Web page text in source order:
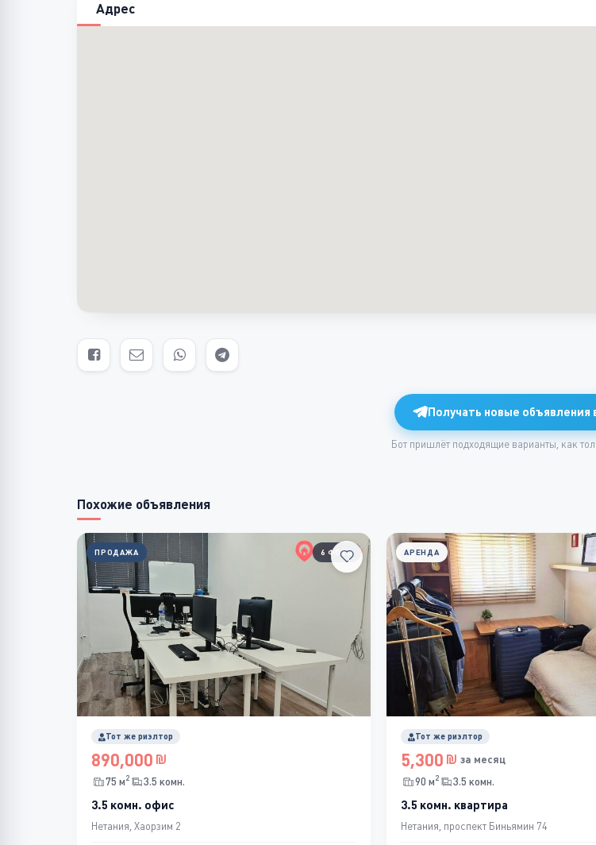
Адрес
Получать новые объявления
Бот пришлёт подходящие варианты, как
Похожие объявления
6 ФОТО
ПРОДАЖА
Тот же риэлтор
890,000
75 м2 3.5 комн.
3.5 комн. офис
Нетания, Хаорзим 2
АРЕНДА
Тот же риэлтор
5,300
за месяц
90 м2 3.5 комн.
3.5 комн. квартира
Нетания, проспект Биньямин 74